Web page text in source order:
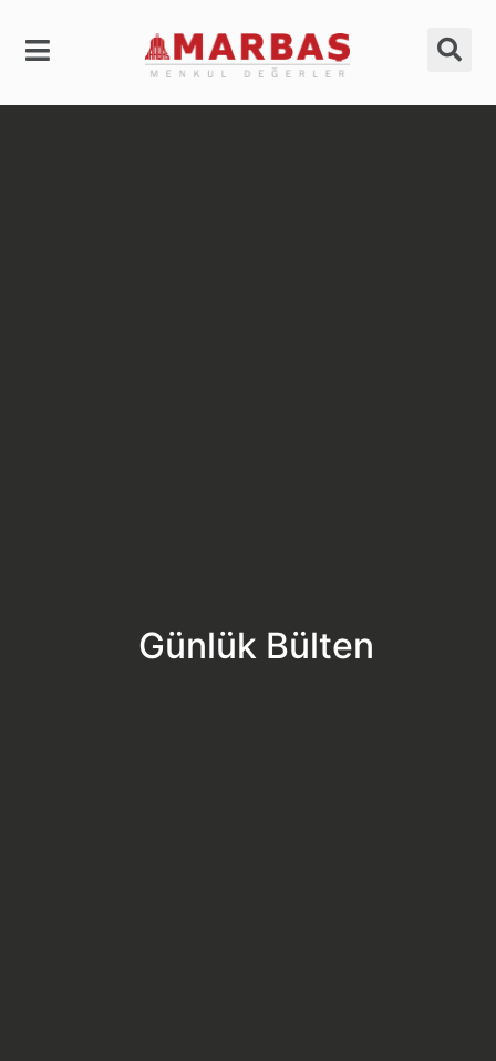
Günlük Bülten